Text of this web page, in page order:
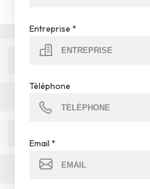
Entreprise *
Téléphone
Email *